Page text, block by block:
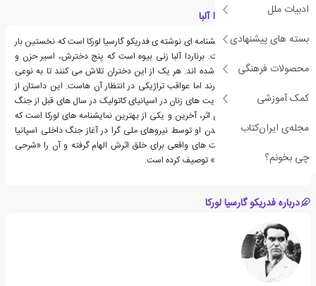
ادبیات ملل
بسته های پیشنهادی
محصولات فرهنگی
کمک آموزشی
مجله‌ی ایران‌کتاب
چی بخونم؟
معرفی کتاب خانه برناردا آلبا
کتاب خانه برناردا آلبا، نمایشنامه ای نوشته ی فدریکو گارسیا لورکا است که نخستین بار
در سال 1945 انتشار یافت. برناردا آلبا زنی بیوه است که پنج دخترش، اسیر حزن و
اندوه بی پایان زندگی او شده اند. هر یک از این دختران تلاش می کنند تا به نوعی
آزادی خود را به دست آورند اما عواقب تراژیکی در انتظار آن هاست. این داستان از
لورکا، سرکوب ها و محدودیت های زنان در اسپانیای کاتولیک در سال های قبل از جنگ
را به تصویر می کشد. این اثر، آخرین و یکی از بهترین نمایشنامه های لورکا است که
اندکی قبل از به قتل رسیدن او توسط نیروهای ملی گرا در آغاز جنگ داخلی اسپانیا
کامل شد. لورکا از شخصیت های واقعی برای خلق اثرش الهام گرفته و آن را «شرحی
حقیقی از زندگی روستایی» توصیف کرده است.
درباره فدریکو گارسیا لورکا